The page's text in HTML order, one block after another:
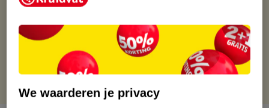
Gratis retourneren binnen 30 dagen
Gratis punten met je Kruidvat kaart
We waarderen je privacy